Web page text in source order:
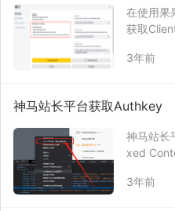
在使用果
获取
x推送。
3年前
神马站长平台获取Authkey
神马站长
xed
cure
3年前